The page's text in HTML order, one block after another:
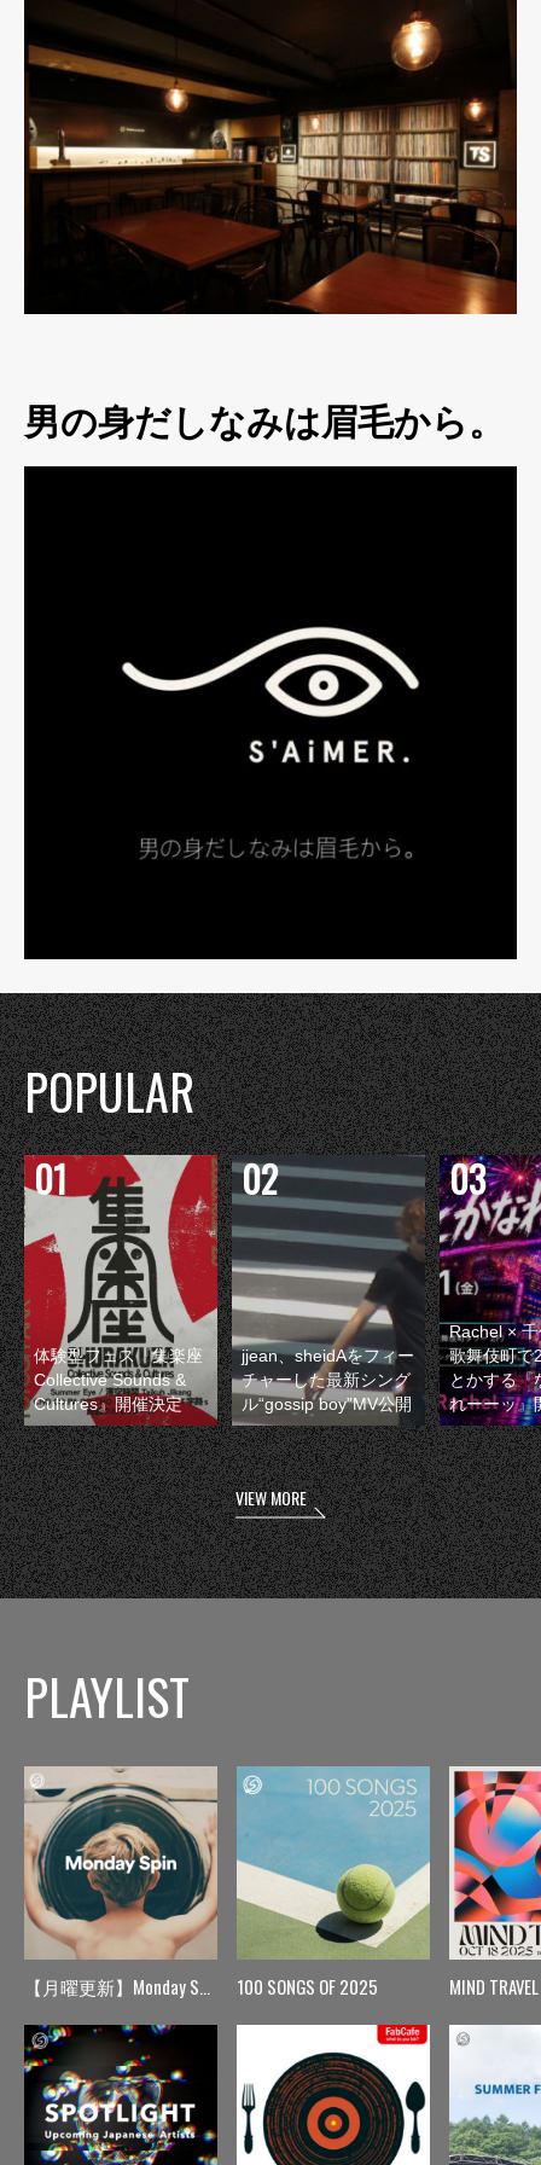
男の身だしなみは眉毛から。
POPULAR
体験型フェス『集楽座
Collective Sounds &
Cultures』開催決定
jjean、sheidAをフィー
チャーした最新シング
ル“gossip boy”MV公開
Rachel ×
歌舞伎町で
とかする『
れーーッ』
VIEW MORE
PLAYLIST
【月曜更新】Monday Spin 100 SONGS OF 2025 MIND TRAVEL